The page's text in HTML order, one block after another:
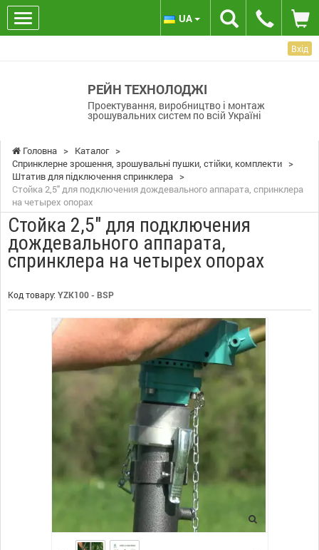
Вхід
РЕЙН ТЕХНОЛОДЖІ
Проектування, виробництво і монтаж
зрошувальних систем по всій Україні
UA
Головна > Каталог >
Спринклерне зрошення, зрошувальні пушки, стійки, комплекти >
Штатив для підключення спринклера >
Стойка 2,5" для подключения дождевального аппарата, спринклера
на четырех опорах
Стойка 2,5" для подключения
дождевального аппарата,
спринклера на четырех опорах
Код товару: YZK100 - BSP